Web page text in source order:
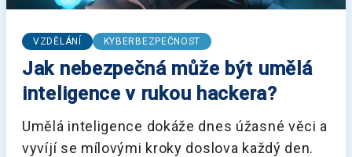
VZDĚLÁNÍ KYBERBEZPEČNOST
Jak nebezpečná může být umělá
inteligence v rukou hackera?
Umělá inteligence dokáže dnes úžasné věci a
vyvíjí se mílovými kroky doslova každý den.